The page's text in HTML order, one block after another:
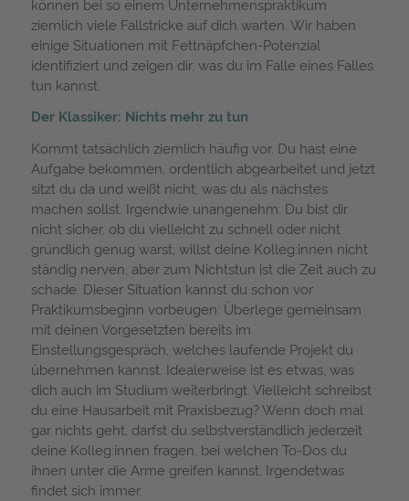
können bei so einem Unternehmenspraktikum
ziemlich viele Fallstricke auf dich warten. Wir haben
einige Situationen mit Fettnäpfchen-Potenzial
identifiziert und zeigen dir, was du im Falle eines Falles
tun kannst.
Der Klassiker: Nichts mehr zu tun
Kommt tatsächlich ziemlich häufig vor. Du hast eine
Aufgabe bekommen, ordentlich abgearbeitet und jetzt
sitzt du da und weißt nicht, was du als nächstes
machen sollst. Irgendwie unangenehm: Du bist dir
nicht sicher, ob du vielleicht zu schnell oder nicht
gründlich genug warst, willst deine Kolleg:innen nicht
ständig nerven, aber zum Nichtstun ist die Zeit auch zu
schade. Dieser Situation kannst du schon vor
Praktikumsbeginn vorbeugen: Überlege gemeinsam
mit deinen Vorgesetzten bereits im
Einstellungsgespräch, welches laufende Projekt du
übernehmen kannst. Idealerweise ist es etwas, was
dich auch im Studium weiterbringt. Vielleicht schreibst
du eine Hausarbeit mit Praxisbezug? Wenn doch mal
gar nichts geht, darfst du selbstverständlich jederzeit
deine Kolleg:innen fragen, bei welchen To-Dos du
ihnen unter die Arme greifen kannst. Irgendetwas
findet sich immer.